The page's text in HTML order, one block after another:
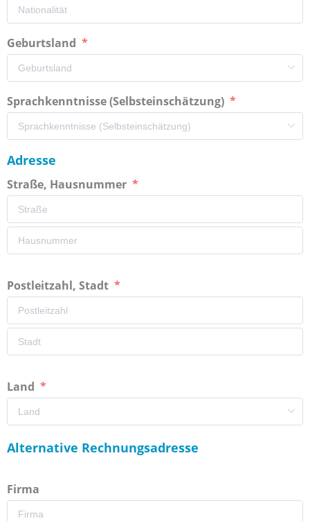
Geburtsland
Sprachkenntnisse (Selbsteinschätzung)
Adresse
Straße, Hausnummer
Postleitzahl, Stadt
Land
Alternative Rechnungsadresse
Firma